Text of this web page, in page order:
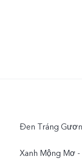
Đen Tráng
Xanh Mộng Mơ